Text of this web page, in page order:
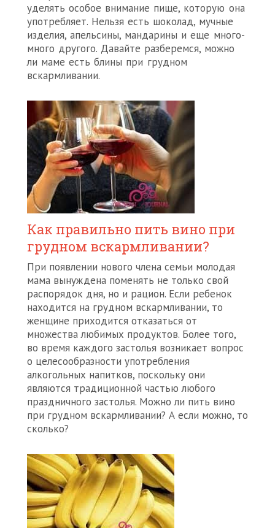
уделять особое внимание пище, которую она
употребляет. Нельзя есть шоколад, мучные
изделия, апельсины, мандарины и еще много-
много другого. Давайте разберемся, можно
ли маме есть блины при грудном
вскармливании.
Как правильно пить вино при
грудном вскармливании?
При появлении нового члена семьи молодая
мама вынуждена поменять не только свой
распорядок дня, но и рацион. Если ребенок
находится на грудном вскармливании, то
женщине приходится отказаться от
множества любимых продуктов. Более того,
во время каждого застолья возникает вопрос
о целесообразности употребления
алкогольных напитков, поскольку они
являются традиционной частью любого
праздничного застолья. Можно ли пить вино
при грудном вскармливании? А если можно, то
сколько?